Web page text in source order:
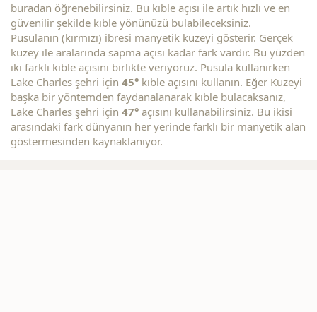
buradan öğrenebilirsiniz. Bu kıble açısı ile artık hızlı ve en
güvenilir şekilde kıble yönünüzü bulabileceksiniz.
Pusulanın (kırmızı) ibresi manyetik kuzeyi gösterir. Gerçek
kuzey ile aralarında sapma açısı kadar fark vardır. Bu yüzden
iki farklı kıble açısını birlikte veriyoruz. Pusula kullanırken
Lake Charles şehri için 45° kıble açısını kullanın. Eğer Kuzeyi
başka bir yöntemden faydanalanarak kıble bulacaksanız,
Lake Charles şehri için 47° açısını kullanabilirsiniz. Bu ikisi
arasındaki fark dünyanın her yerinde farklı bir manyetik alan
göstermesinden kaynaklanıyor.